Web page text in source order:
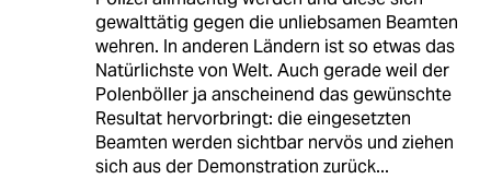
gewalttätig gegen die unliebsamen Beamten
wehren. In anderen Ländern ist so etwas das
Natürlichste von Welt. Auch gerade weil der
Polenböller ja anscheinend das gewünschte
Resultat hervorbringt: die eingesetzten
Beamten werden sichtbar nervös und ziehen
sich aus der Demonstration zurück...